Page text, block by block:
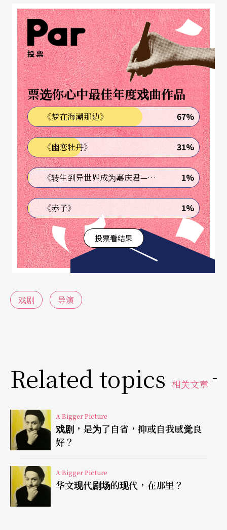
全才的才，乍听是对技艺的掌握，然而know how
的know被放大之后，连带how的意义也好像不那么
重要了。它们的比例，本来应该相辅相承，就是愈
懂得的，才发现愈知道得不够，又或，愈知道得
多，愈觉懂得太少。全才的「才」，显然比全才的
「全」更受重视，因为「才」可以被兑换成具有现
实价值的物质，「全」却太抽象，先不说它的意涵
如何界定，就算它真的可以被体现在一个人的造诣
或修为上，它还是会有以下的问号：是深？是浅？
是专？是滥？
所以，怎样的导演，才是全才的戏剧人？
物理性的回答，便非常简单，就是一人军队。由编
剧，教戏，设计，包括台灯声，戏服和道具，加上
代戏剧史上最接近这个「规格」，想来想去，是不
总是看到他所懂得的，但为什么没有看到他的「不
如果用另一种方式来问，就是，他都把由自己专长
发展出来的「全才」变成有著自己签名式的戏剧形
式，可是，当签名式熟极而流，它所代表的，除了
格调，除了荣誉，于他和观众，在观看和被观看的
过程中，还会令什么前所未有的感觉，关系，能在
投票
票选你心中最佳年度戏曲作品
《梦在海潮那边》 67%
《幽恋牡丹》 31%
《转生到异世界成为嘉庆君—发现我的祖先是诈骗集团!?》 1%
《赤子》 1%
投票看结果
戏剧 导演
Related topics 相关文章
A Bigger Picture
戏剧，是为了自省，抑或自我感觉良
好？
A Bigger Picture
华文现代剧场的现代，在那里？